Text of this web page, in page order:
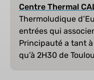
Centre Thermal
Thermoludique
entrées qui
Principauté a tant
qu’à 2H30 de